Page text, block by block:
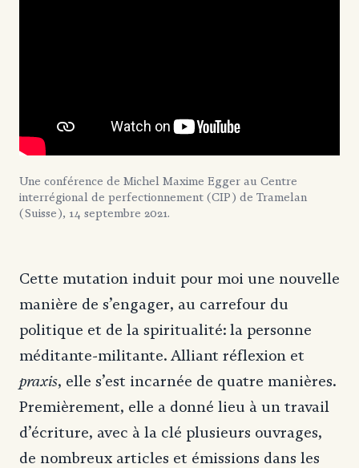
Une conférence de Michel Maxime Egger au Centre
interrégional de perfectionnement (CIP) de Tramelan
(Suisse), 14 septembre 2021.
Cette mutation induit pour moi une nouvelle
manière de s’engager, au carrefour du
politique et de la spiritualité: la personne
méditante-militante. Alliant réflexion et
praxis, elle s’est incarnée de quatre manières.
Premièrement, elle a donné lieu à un travail
d’écriture, avec à la clé plusieurs ouvrages,
de nombreux articles et émissions dans les